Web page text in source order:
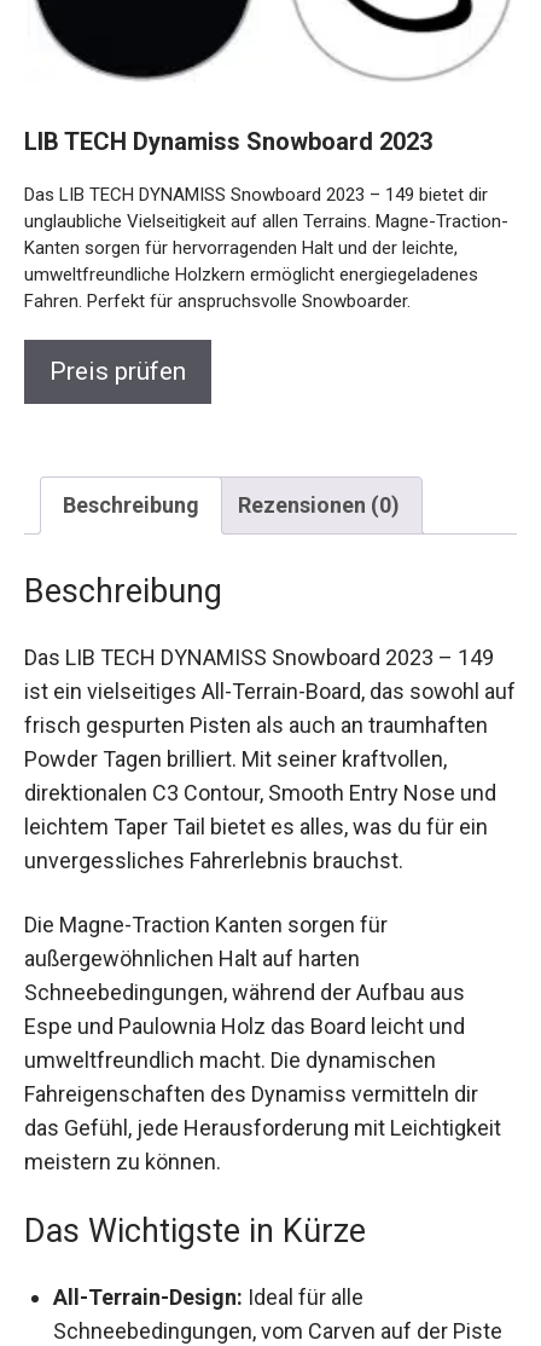
Das LIB TECH DYNAMISS Snowboard 2023 – 149 bietet dir
Traction-Kanten sorgen für hervorragenden Halt und der
leichte, umweltfreundliche Holzkern ermöglicht
energiegeladenes Fahren. Perfekt für anspruchsvolle
Snowboarder.
Beschreibung Rezensionen (0)
Beschreibung
ist ein vielseitiges All-Terrain-Board, das sowohl
auf frisch gespurten Pisten als auch an
traumhaften Powder Tagen brilliert. Mit seiner
kraftvollen, direktionalen C3 Contour, Smooth
Entry Nose und leichtem Taper Tail bietet es
alles, was du für ein unvergessliches
Fahrerlebnis brauchst.
Die Magne-Traction Kanten sorgen für
außergewöhnlichen Halt auf harten
Schneebedingungen, während der Aufbau aus
Espe und Paulownia Holz das Board leicht und
umweltfreundlich macht. Die dynamischen
Fahreigenschaften des Dynamiss vermitteln dir
das Gefühl, jede Herausforderung mit
Leichtigkeit meistern zu können.
Das Wichtigste in Kürze
All-Terrain-Design: Ideal für alle